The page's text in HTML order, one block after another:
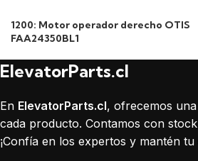
1200: Motor operador derecho OTIS
FAA24350BL1
ElevatorParts.cl
En ElevatorParts.cl, ofrecemos
cada producto. Contamos con
¡Confía en los expertos y mantén